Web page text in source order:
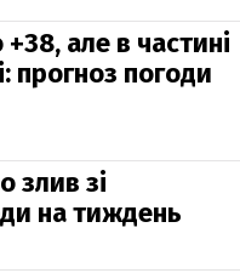
але в частині
прогноз погоди
злив зі
на тиждень